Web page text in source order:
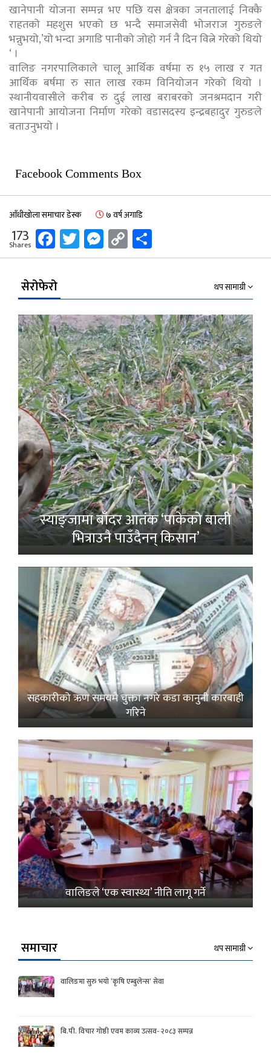
खानेपानी योजना सम्पन्न भए पछि यस क्षेत्रका जनतालाई निक्कै
राहतको महशुस भएको छ भन्दै समाजसेवी भोजराज गुरुङले
भन्नुभयो,’यो भन्दा अगाडि पानीको जोहो गर्न नै दिन वित्ने गरेको थियो
‘ ।
वालिङ नगरपालिकाले चालू आर्थिक वर्षमा रु १५ लाख र गत
आर्थिक बर्षमा रु सात लाख रकम विनियोजन गरेको थियो ।
स्थानीयवासीले करीब रु दुई लाख बराबरको जनश्रमदान गरी
खानेपानी आयोजना निर्माण गरेको वडासदस्य इन्द्रबहादुर गुरुङले
बताउनुभयो ।
Facebook Comments Box
आँधीखोला समाचार डेस्क ७ वर्ष अगाडि
173
Shares Facebook
Twitter
Messenger
Copy
Link
सेरोफेरो थप सामाग्री
स्याङ्जामा बाँदर आतंक ‘पाकेको बाली
भित्राउनै पाउँदैनन् किसान’
सहकारीको ऋण समयमै चुक्ता नगरे कडा कानुनी कारबाही
गरिने
वालिङले ‘एक स्वास्थ्य’ नीति लागू गर्ने
समाचार थप सामाग्री
वालिङमा सुरु भयो ‘कृषि एम्बुलेन्स’ सेवा
बि.पी. विचार गोष्ठी एवम काव्य उत्सव- २०८३ सम्पन्न